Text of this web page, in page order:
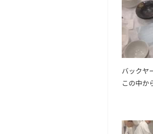
バックヤ
この中か